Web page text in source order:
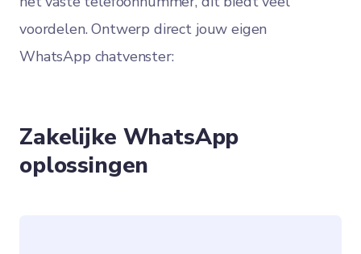
voordelen. Ontwerp direct jouw eigen
WhatsApp chatvenster:
Zakelijke WhatsApp
oplossingen